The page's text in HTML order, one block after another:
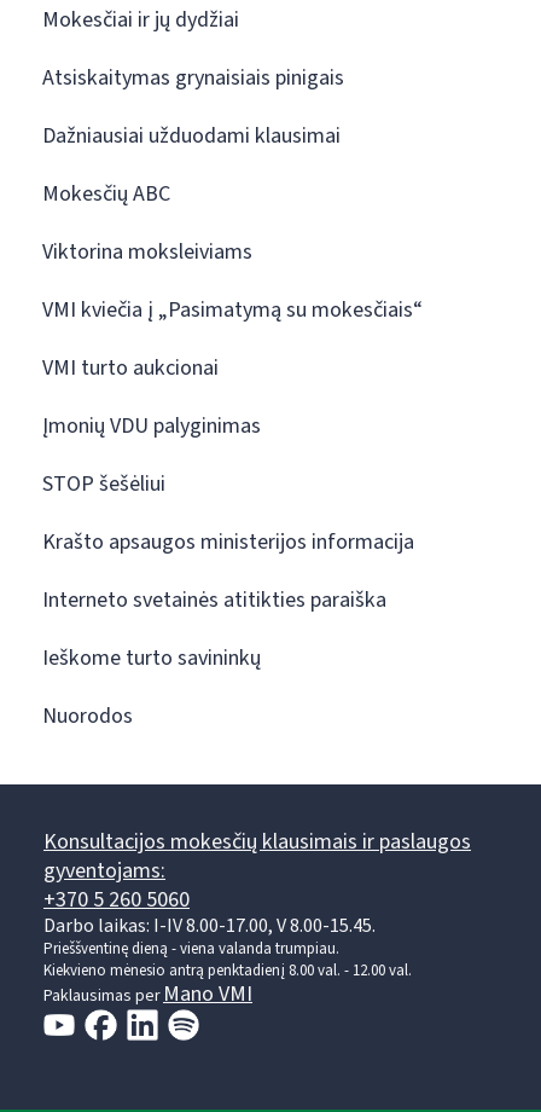
Mokesčiai ir jų dydžiai
Atsiskaitymas grynaisiais pinigais
Dažniausiai užduodami klausimai
Mokesčių ABC
Viktorina moksleiviams
VMI kviečia į „Pasimatymą su mokesčiais“
VMI turto aukcionai
Įmonių VDU palyginimas
STOP šešėliui
Krašto apsaugos ministerijos informacija
Interneto svetainės atitikties paraiška
Ieškome turto savininkų
Nuorodos
Konsultacijos mokesčių klausimais ir paslaugos
gyventojams:
+370 5 260 5060
Darbo laikas: I-IV 8.00-17.00, V 8.00-15.45.
Prieššventinę dieną - viena valanda trumpiau.
Kiekvieno mėnesio antrą penktadienį 8.00 val. - 12.00 val.
Paklausimas per Mano VMI